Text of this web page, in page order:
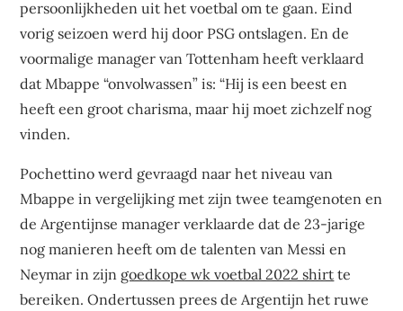
persoonlijkheden uit het voetbal om te gaan. Eind
vorig seizoen werd hij door PSG ontslagen. En de
voormalige manager van Tottenham heeft verklaard
dat Mbappe “onvolwassen” is: “Hij is een beest en
heeft een groot charisma, maar hij moet zichzelf nog
vinden.
Pochettino werd gevraagd naar het niveau van
Mbappe in vergelijking met zijn twee teamgenoten en
de Argentijnse manager verklaarde dat de 23-jarige
nog manieren heeft om de talenten van Messi en
Neymar in zijn goedkope wk voetbal 2022 shirt te
bereiken. Ondertussen prees de Argentijn het ruwe